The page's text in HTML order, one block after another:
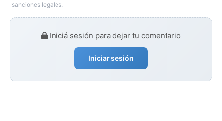
sanciones legales.
Iniciá sesión para dejar tu comentario
Iniciar sesión